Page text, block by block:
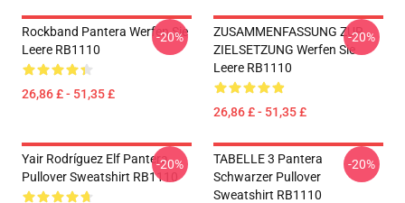
Rockband Pantera Werfen Sie
Leere RB1110
26,86 £ - 51,35 £
-20%
ZUSAMMENFASSUNG ZUR
ZIELSETZUNG Werfen Sie
Leere RB1110
26,86 £ - 51,35 £
-20%
Yair Rodríguez Elf Pantera
Pullover Sweatshirt RB1110
-20%
TABELLE 3 Pantera
Schwarzer Pullover
Sweatshirt RB1110
-20%